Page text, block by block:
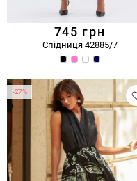
745 грн
Спідниця 42885/7
-27%